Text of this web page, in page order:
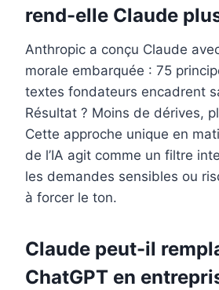
rend-elle Claude
Anthropic a conçu Claude
morale embarquée : 75
textes fondateurs encadrent
Résultat ? Moins de dérives,
Cette approche unique en
de l’IA agit comme un filtre
les demandes sensibles ou
à forcer le ton.
Claude peut-il
ChatGPT en